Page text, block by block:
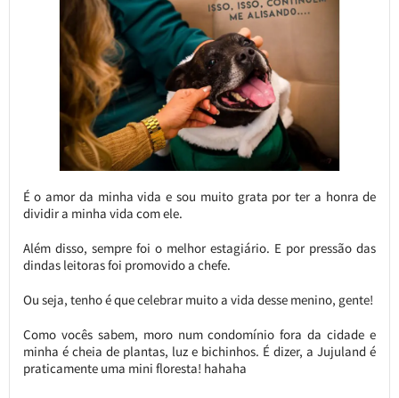
É o amor da minha vida e sou muito grata por ter a honra de
dividir a minha vida com ele.
Além disso, sempre foi o melhor estagiário. E por pressão das
dindas leitoras foi promovido a chefe.
Ou seja, tenho é que celebrar muito a vida desse menino, gente!
Como vocês sabem, moro num condomínio fora da cidade e
minha é cheia de plantas, luz e bichinhos. É dizer, a Jujuland é
praticamente uma mini floresta! hahaha